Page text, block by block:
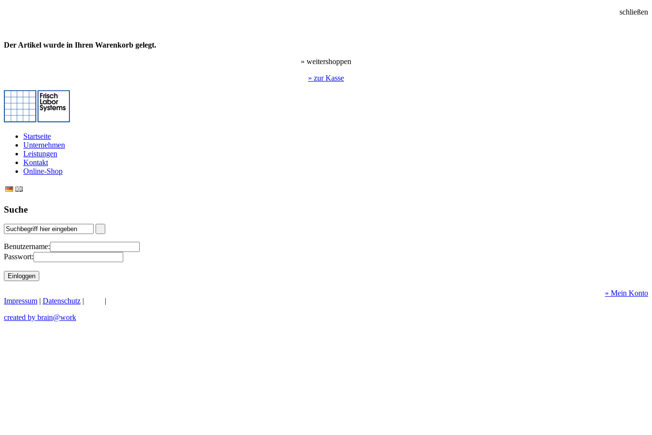
schließen
Der Artikel wurde in Ihren Warenkorb gelegt.
» weitershoppen
» zur Kasse
Startseite
Unternehmen
Leistungen
Kontakt
Online-Shop
Suche
Benutzername:
Passwort:
Einloggen
Impressum | Datenschutz | |
» Mein Konto
created by brain@work